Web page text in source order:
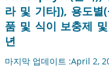
라 및 기타]), 용도별
품 및 식이 보충제
년
마지막 업데이트 :April 2,